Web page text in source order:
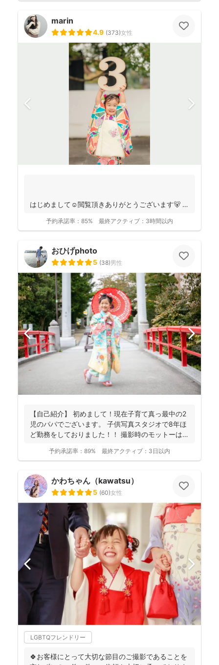
marin
4.9 (373)女性
はじめまして☺️閲覧頂きありがとうございます🐻
予約承諾率： 85% 最終アクティブ： 3時間以内
おひげphoto
5 (38)男性
【自己紹介】 初めまして！現在子育て真っ最中の2
児のパパでございます。 子供写真スタジオで8年ほ
ど勤務をしておりました！！ 撮影時のモットーは
予約承諾率： 89% 最終アクティブ： 3日以内
かわちゃん（kawatsu）
5 (60)女性
LGBTQフレンドリー
🍀お客様にとって大切な節目のご撮影であることを